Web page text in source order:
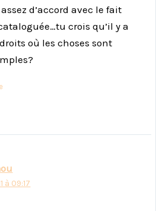
d’accord avec le fait
crois qu’il y a
où les choses sont
à 09:17